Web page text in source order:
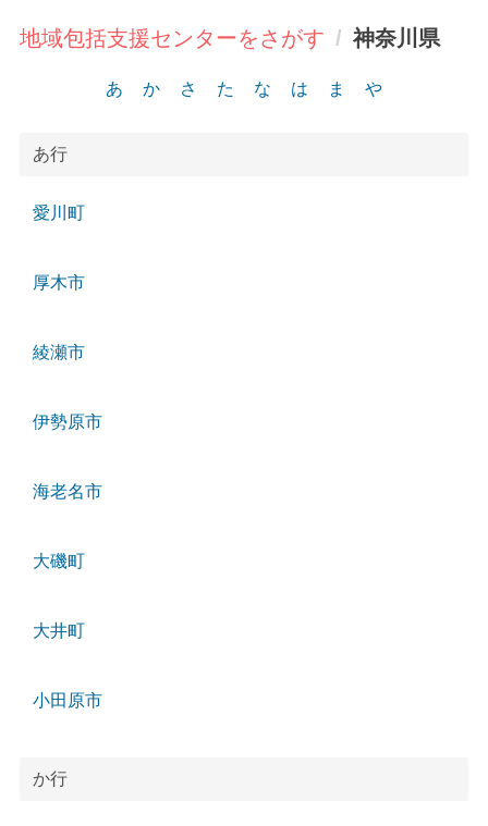
地域包括支援センターをさがす 神奈川県
あ か さ た な は ま や
あ行
愛川町
厚木市
綾瀬市
伊勢原市
海老名市
大磯町
大井町
小田原市
か行